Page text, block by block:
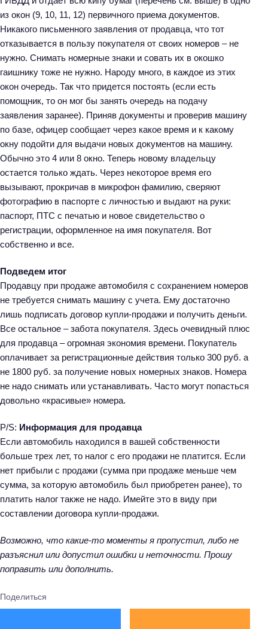
из окон (9, 10, 11, 12) первичного приема документов.
Никакого письменного заявления от продавца, что тот
отказывается в пользу покупателя от своих номеров – не
нужно. Снимать номерные знаки и совать их в окошко
гаишнику тоже не нужно. Народу много, в каждое из этих
окон очередь. Так что придется постоять (если есть
помощник, то он мог бы занять очередь на подачу
заявления заранее). Приняв документы и проверив машину
по базе, офицер сообщает через какое время и к какому
окну подойти для выдачи новых документов на машину.
Обычно это 4 или 8 окно. Теперь новому владельцу
остается только ждать. Через некоторое время его
вызывают, прокричав в микрофон фамилию, сверяют
фотографию в паспорте с личностью и выдают на руки:
паспорт, ПТС с печатью и новое свидетельство о
регистрации, оформленное на имя покупателя. Вот
собственно и все.
Подведем итог
Продавцу при продаже автомобиля с сохранением номеров
не требуется снимать машину с учета. Ему достаточно
лишь подписать договор купли-продажи и получить деньги.
Все остальное – забота покупателя. Здесь очевидный плюс
для продавца – огромная экономия времени. Покупатель
оплачивает за регистрационные действия только 300 руб. а
не 1800 руб. за получение новых номерных знаков. Номера
не надо снимать или устанавливать. Часто могут попасться
довольно «красивые» номера.
P/S: Информация для продавца
Если автомобиль находился в вашей собственности
больше трех лет, то налог с его продажи не платится. Если
нет прибыли с продажи (сумма при продаже меньше чем
сумма, за которую автомобиль был приобретен ранее), то
платить налог также не надо. Имейте это в виду при
составлении договора купли-продажи.
Возможно, что какие-то моменты я пропустил, либо не
разъяснил или допустил ошибки и неточности. Прошу
поправить или дополнить.
Поделиться